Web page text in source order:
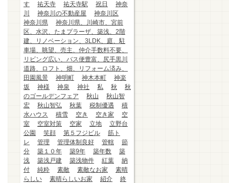
す
祐天寺 祐天寺駅 祝日
神奈
川
神奈川の不動産屋
神奈川区
神奈川県
神奈川県、川崎市、宮前
区、水沢、たまプラーザ、築浅、2階
建、リノベーション、3LDK、庭、駐
車場、眺望、売主、仲介手数料不要、
リビング広い、バス便豊富、尻手黒川
道路、ロフト、畑、リフォーム済み、
田園風景
神明町 神木本町
神楽
坂
神様 神泉 神社 私 秋
秋
のゴールデンフェア
秋山
秋山智
宏
秋山智弘 秋葉 税制優遇
積
水ハウス
積雪 空き 空き家
空
室
空室対策 空家 立地
立野台
公園
笑顔 第５フジビル
筋ト
レ
管理 管理体制良好 管轄
節
分
築１０年 築9年 築年数
築
浅
築浅戸建 築浅物件 紅葉
納
付
純粋 素敵 素敵なお家
素晴
らしい
素晴らしいお家 紹介
終